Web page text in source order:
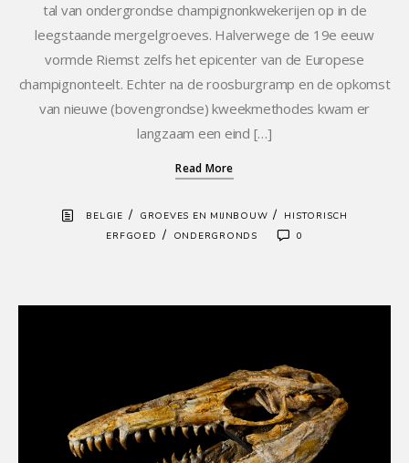
tal van ondergrondse champignonkwekerijen op in de
leegstaande mergelgroeves. Halverwege de 19e eeuw
vormde Riemst zelfs het epicenter van de Europese
champignonteelt. Echter na de roosburgramp en de opkomst
van nieuwe (bovengrondse) kweekmethodes kwam er
langzaam een eind […]
Read More
BELGIE / GROEVES EN MIJNBOUW /
HISTORISCH
ERFGOED / ONDERGRONDS 0